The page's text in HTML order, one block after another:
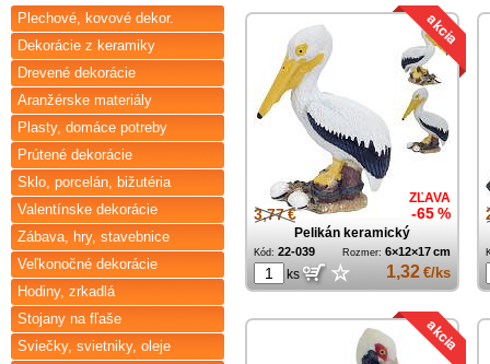
Plechové, kovové dekor.
Dekorácie z keramiky
Drevené dekorácie
Aranžérske materiály
Plasty, domáce potreby
Prútené dekorácie
Sklo, porcelán, bižutéria
Valentínske dekorácie
Zábava, hry, stavebnice
Veľkonočné dekorácie
Hodiny, zrkadlá
Stojany na fľaše
Sviečky, svietniky, oleje
3,77 €
ZĽAVA
-65 %
Pelikán keramický
1,32 €/ks
Rozmer: 6×12×17 cm
Kód: 22-039
ks
☆